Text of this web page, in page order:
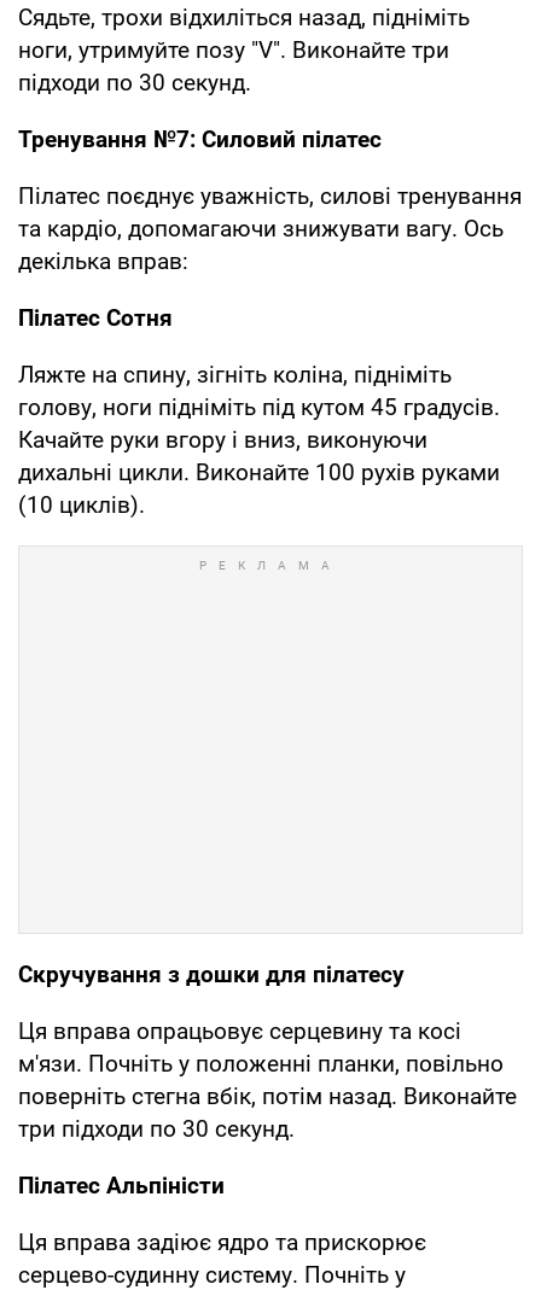
Сядьте, трохи відхиліться назад, підніміть
ноги, утримуйте позу "V". Виконайте три
підходи по 30 секунд.
Тренування №7: Силовий пілатес
Пілатес поєднує уважність, силові тренування
та кардіо, допомагаючи знижувати вагу. Ось
декілька вправ:
Пілатес Сотня
Ляжте на спину, зігніть коліна, підніміть
голову, ноги підніміть під кутом 45 градусів.
Качайте руки вгору і вниз, виконуючи
дихальні цикли. Виконайте 100 рухів руками
(10 циклів).
Скручування з дошки для пілатесу
Ця вправа опрацьовує серцевину та косі
м'язи. Почніть у положенні планки, повільно
поверніть стегна вбік, потім назад. Виконайте
три підходи по 30 секунд.
Пілатес Альпіністи
Ця вправа задіює ядро та прискорює
серцево-судинну систему. Почніть у